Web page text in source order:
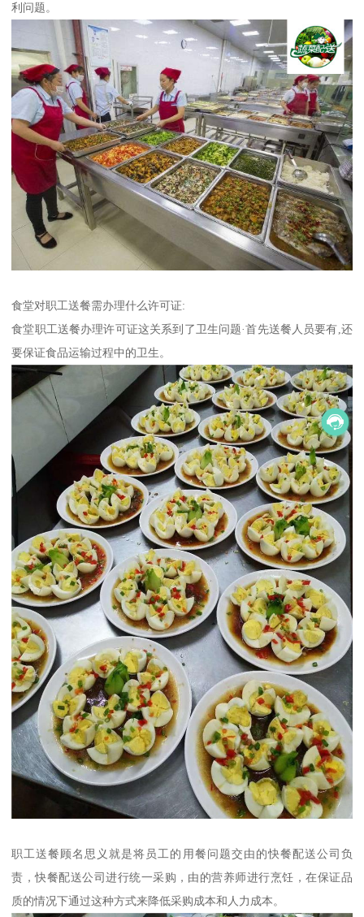
利问题。
食堂对职工送餐需办理什么许可证:
食堂职工送餐办理许可证这关系到了卫生问题·首先送餐人员要有,还
要保证食品运输过程中的卫生。
职工送餐顾名思义就是将员工的用餐问题交由的快餐配送公司负
责，快餐配送公司进行统一采购，由的营养师进行烹饪，在保证品
质的情况下通过这种方式来降低采购成本和人力成本。